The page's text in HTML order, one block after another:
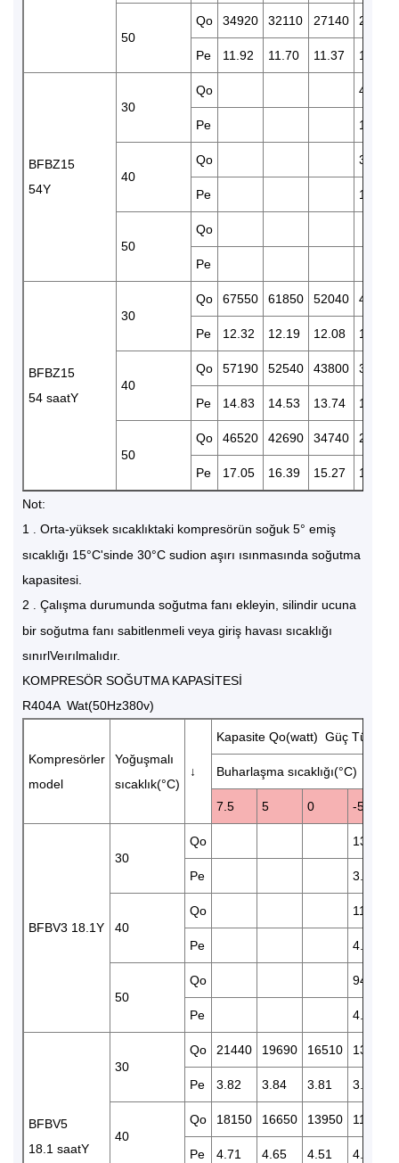
50
Qo 34920 32110 27140 22470
Pe 11.92 11.70 11.37 11.10
BFBZ15
54Y
30
Qo 42450
Pe 11.85
40
Qo 35420
Pe 13.41
50
Qo
Pe
BFBZ15
54 saatY
30
Qo 67550 61850 52040 42850
Pe 12.32 12.19 12.08 11.53
40
Qo 57190 52540 43800 36200
Pe 14.83 14.53 13.74 12.86
50
Qo 46520 42690 34740 28610
Pe 17.05 16.39 15.27 14.03
Not:
1 . Orta-yüksek sıcaklıktaki kompresörün soğuk 5° emiş
sıcaklığı 15°C'sinde 30°C sudion aşırı ısınmasında soğutma
kapasitesi.
2 . Çalışma durumunda soğutma fanı ekleyin, silindir ucuna
bir soğutma fanı sabitlenmeli veya giriş havası sıcaklığı
sınırlVeırılmalıdır.
KOMPRESÖR SOĞUTMA KAPASİTESİ
R404A Wat(50Hz380v)
Kompresörler
model
Yoğuşmalı
sıcaklık(°C)
↓
Kapasite Qo(watt) Güç
Buharlaşma sıcaklığı(°C)
7.5 5 0 -5
BFBV3 18.1Y
30
Qo 13650
Pe 3.89
40
Qo 11500
Pe 4.47
50
Qo 9400
Pe 4.97
BFBV5
18.1 saatY
30
Qo 21440 19690 16510 13740
Pe 3.82 3.84 3.81 3.71
40
Qo 18150 16650 13950 11590
Pe 4.71 4.65 4.51 4.31